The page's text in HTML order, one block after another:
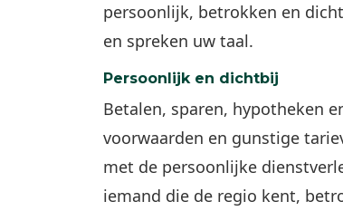
persoonlijk, betrokken en
en spreken uw taal.
Persoonlijk en dichtbij
Betalen, sparen, hypotheken
voorwaarden en gunstige
met de persoonlijke
iemand die de regio kent,